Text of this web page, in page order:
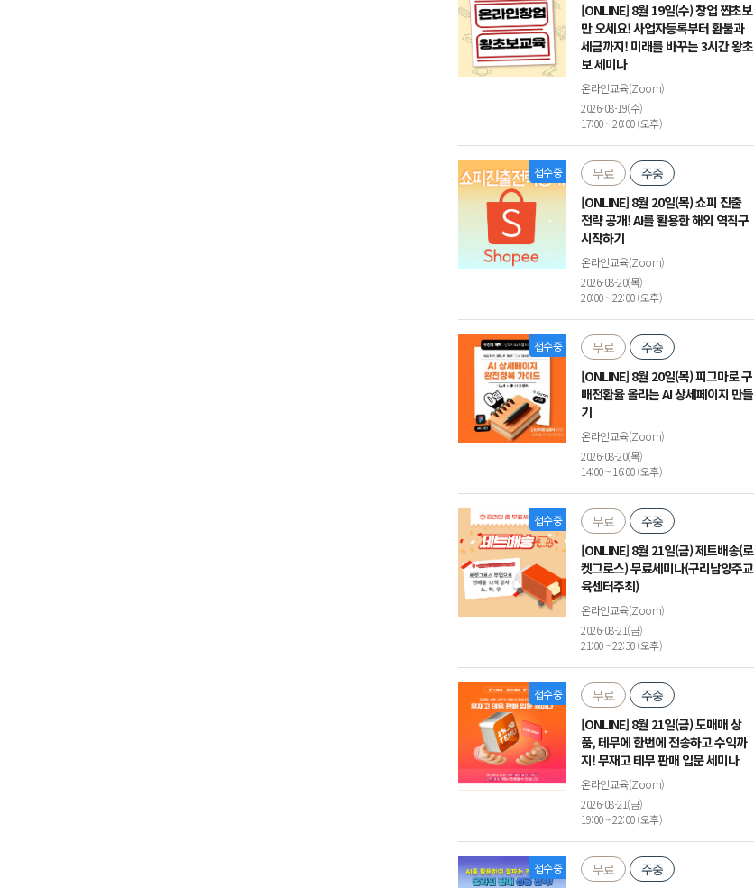
[ONLINE] 8월 19일(수) 창업 찐초보
만 오세요! 사업자등록부터 환불과
세금까지! 미래를 바꾸는 3시간 왕초
보 세미나
온라인교육(Zoom)
2026-08-19(수)
17:00 ~ 20:00 (오후)
접수중 무료
주중
[ONLINE] 8월 20일(목) 쇼피 진출
전략 공개! AI를 활용한 해외 역직구
시작하기
온라인교육(Zoom)
2026-08-20(목)
20:00 ~ 22:00 (오후)
접수중 무료
주중
[ONLINE] 8월 20일(목) 피그마로 구
매전환율 올리는 AI 상세페이지 만들
기
온라인교육(Zoom)
2026-08-20(목)
14:00 ~ 16:00 (오후)
접수중 무료
주중
[ONLINE] 8월 21일(금) 제트배송(로
켓그로스) 무료세미나(구리남양주교
육센터주최)
온라인교육(Zoom)
2026-08-21(금)
21:00 ~ 22:30 (오후)
접수중 무료
주중
[ONLINE] 8월 21일(금) 도매매 상
품, 테무에 한번에 전송하고 수익까
지! 무재고 테무 판매 입문 세미나
온라인교육(Zoom)
2026-08-21(금)
19:00 ~ 22:00 (오후)
접수중 무료
주중